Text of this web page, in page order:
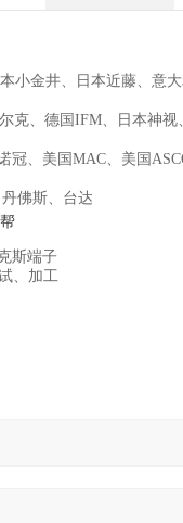
小金井、日本近藤、意
克、德国IFM、日本神视
、美国MAC、美国
佛斯、台达
斯端子
、加工